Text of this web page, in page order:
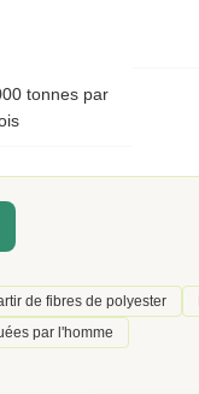
tonnes par
de fibres de polyester
par l'homme